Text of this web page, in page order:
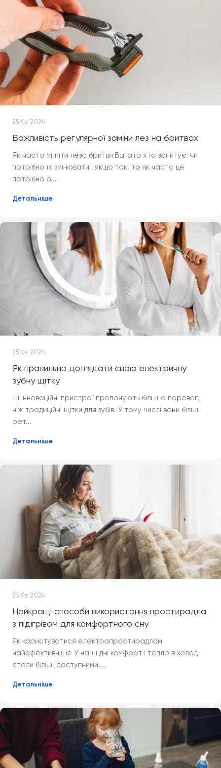
25 Кві 2024
Важливість регулярної заміни лез на бритвах
Як часто міняти лезо бритви Багато хто запитує: чи
потрібно їх змінювати і якщо так, то як часто це
потрібно р...
Детальніше
25 Кві 2024
Як правильно доглядати свою електричну
зубну щітку
Ці інноваційні пристрої пропонують більше переваг,
ніж традиційні щітки для зубів. У тому числі вони більш
рет...
Детальніше
25 Кві 2024
Найкращі способи використання простирадла
з підігрівом для комфортного сну
Як користуватися електропростирадлом
найефективніше У наші дні комфорт і тепло в холод
стали більш доступними....
Детальніше